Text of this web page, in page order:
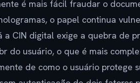
é mais fácil fraudar o
o papel continua
a CIN digital exige a quebra de
do usuário, o que é mais
de como o usuário protege